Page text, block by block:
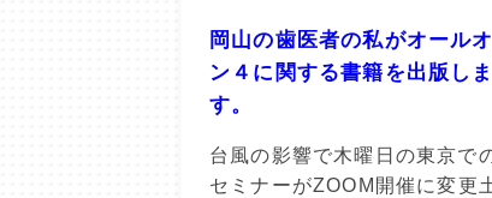
岡山の歯医者の私がオールオ
ン４に関する書籍を出版しま
す。
台風の影響で木曜日の東京で
セミナーがZOOM開催に変更